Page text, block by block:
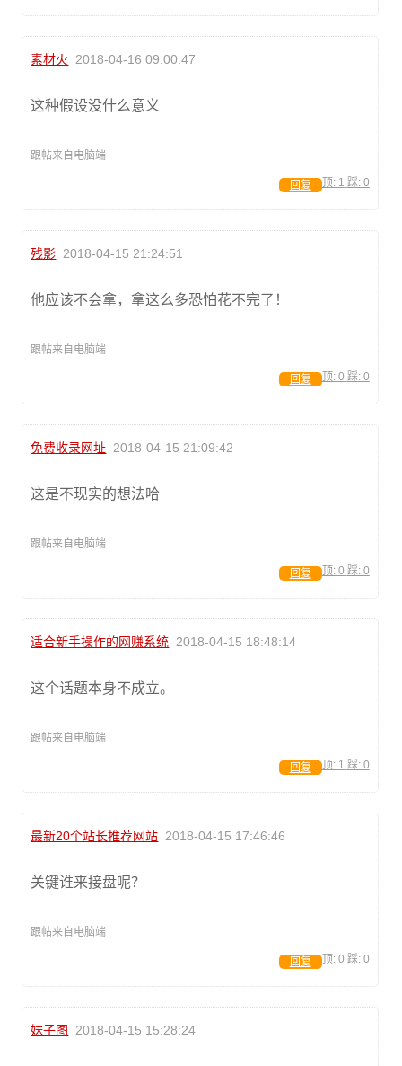
素材火 2018-04-16 09:00:47
这种假设没什么意义
跟帖来自电脑端
顶: 1 踩: 0
回复
残影 2018-04-15 21:24:51
他应该不会拿，拿这么多恐怕花不完了！
跟帖来自电脑端
顶: 0 踩: 0
回复
免费收录网址 2018-04-15 21:09:42
这是不现实的想法哈
跟帖来自电脑端
顶: 0 踩: 0
回复
适合新手操作的网赚系统 2018-04-15 18:48:14
这个话题本身不成立。
跟帖来自电脑端
顶: 1 踩: 0
回复
最新20个站长推荐网站 2018-04-15 17:46:46
关键谁来接盘呢？
跟帖来自电脑端
顶: 0 踩: 0
回复
妹子图 2018-04-15 15:28:24